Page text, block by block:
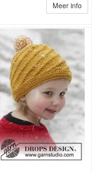
Meer info